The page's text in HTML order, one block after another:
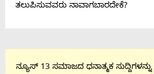
ತಲುಪಿಸುವವರು ನಾವಾಗಬಾರದೇಕೆ?
ನ್ಯೂಸ್ 13 ಸಮಾಜದ ಧನಾತ್ಮಕ